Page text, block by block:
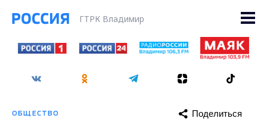
ГТРК Владимир
ОБЩЕСТВО Поделиться